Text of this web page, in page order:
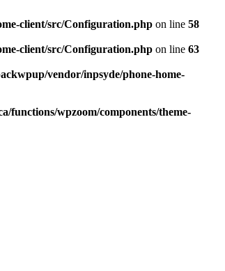
client/src/Configuration.php on line 58
client/src/Configuration.php on line 63
vendor/inpsyde/phone-home-
functions/wpzoom/components/theme-